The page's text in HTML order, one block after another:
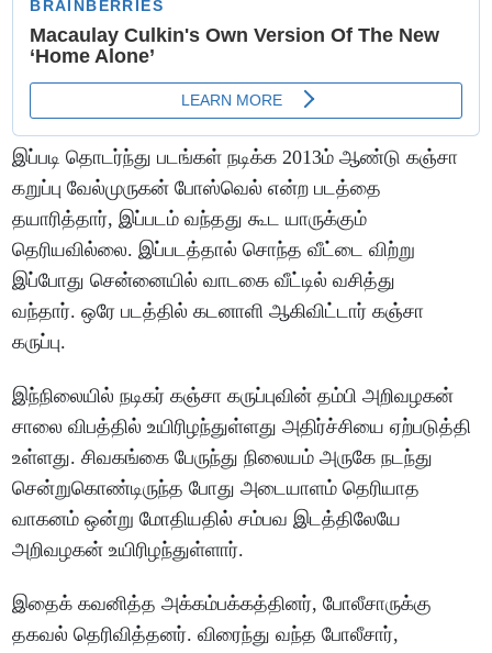
இப்படி தொடர்ந்து படங்கள் நடிக்க 2013ம் ஆண்டு கஞ்சா
கறுப்பு வேல்முருகன் போஸ்வெல் என்ற படத்தை
தயாரித்தார், இப்படம் வந்தது கூட யாருக்கும்
தெரியவில்லை. இப்படத்தால் சொந்த வீட்டை விற்று
இப்போது சென்னையில் வாடகை வீட்டில் வசித்து
வந்தார். ஒரே படத்தில் கடனாளி ஆகிவிட்டார் கஞ்சா
கருப்பு.
இந்நிலையில் நடிகர் கஞ்சா கருப்புவின் தம்பி அறிவழகன்
சாலை விபத்தில் உயிரிழந்துள்ளது அதிர்ச்சியை ஏற்படுத்தி
உள்ளது. சிவகங்கை பேருந்து நிலையம் அருகே நடந்து
சென்றுகொண்டிருந்த போது அடையாளம் தெரியாத
வாகனம் ஒன்று மோதியதில் சம்பவ இடத்திலேயே
அறிவழகன் உயிரிழந்துள்ளார்.
இதைக் கவனித்த அக்கம்பக்கத்தினர், போலீசாருக்கு
தகவல் தெரிவித்தனர். விரைந்து வந்த போலீசார்,